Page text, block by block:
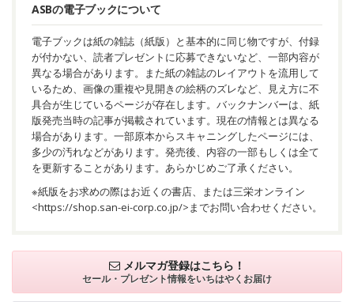
ASBの電子ブックについて
電子ブックは紙の雑誌（紙版）と基本的に同じ物ですが、付録
が付かない、読者プレゼントに応募できないなど、一部内容が
異なる場合があります。また紙の雑誌のレイアウトを流用して
いるため、画像の重複や見開きの絵柄のズレなど、見え方に不
具合が生じているページが存在します。バックナンバーは、紙
版発売当時の記事が掲載されています。現在の情報とは異なる
場合があります。一部原本からスキャニングしたページには、
多少の汚れなどがあります。発売後、内容の一部もしくは全て
を更新することがあります。あらかじめご了承ください。
※紙版をお求めの際はお近くの書店、または三栄オンライン
<https://shop.san-ei-corp.co.jp/>までお問い合わせください。
メルマガ登録はこちら！
セール・プレゼント情報をいちはやくお届け